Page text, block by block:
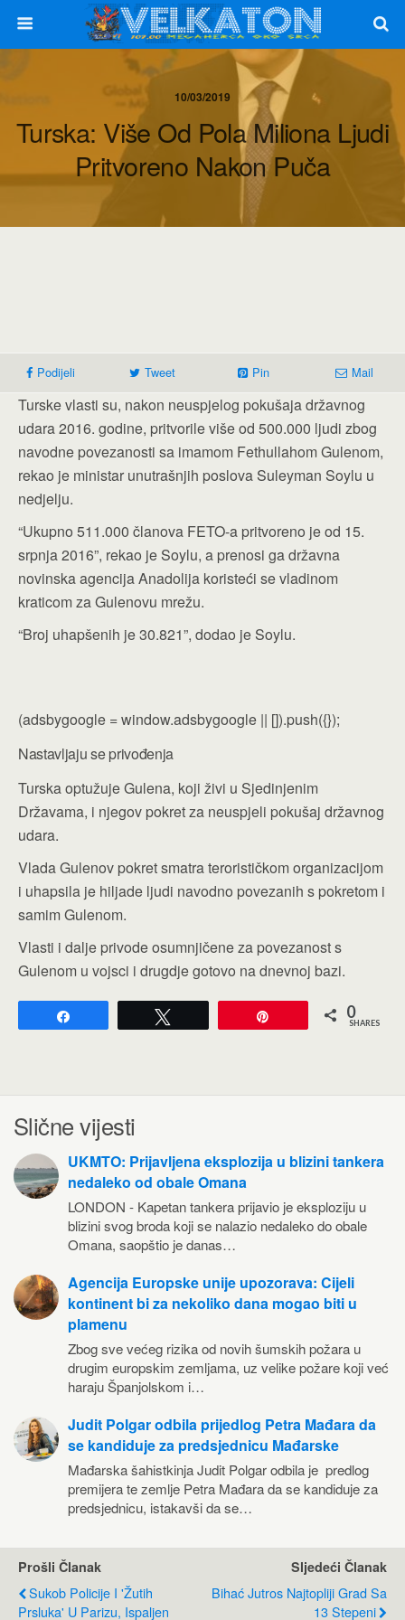
10/03/2019
Turska: Više Od Pola Miliona Ljudi
Pritvoreno Nakon Puča
Podijeli Tweet Pin Mail
Turske vlasti su, nakon neuspjelog pokušaja državnog
udara 2016. godine, pritvorile više od 500.000 ljudi zbog
navodne povezanosti sa imamom Fethullahom Gulenom,
rekao je ministar unutrašnjih poslova Suleyman Soylu u
nedjelju.
“Ukupno 511.000 članova FETO-a pritvoreno je od 15.
srpnja 2016”, rekao je Soylu, a prenosi ga državna
novinska agencija Anadolija koristeći se vladinom
kraticom za Gulenovu mrežu.
“Broj uhapšenih je 30.821”, dodao je Soylu.
(adsbygoogle = window.adsbygoogle || []).push({});
Nastavljaju se privođenja
Turska optužuje Gulena, koji živi u Sjedinjenim
Državama, i njegov pokret za neuspjeli pokušaj državnog
udara.
Vlada Gulenov pokret smatra terorističkom organizacijom
i uhapsila je hiljade ljudi navodno povezanih s pokretom i
samim Gulenom.
Vlasti i dalje privode osumnjičene za povezanost s
Gulenom u vojsci i drugdje gotovo na dnevnoj bazi.
0
SHARES
Slične vijesti
UKMTO: Prijavljena eksplozija u blizini tankera
nedaleko od obale Omana
LONDON - Kapetan tankera prijavio je eksploziju u
blizini svog broda koji se nalazio nedaleko do obale
Omana, saopštio je danas…
Agencija Europske unije upozorava: Cijeli
kontinent bi za nekoliko dana mogao biti u
plamenu
Zbog sve većeg rizika od novih šumskih požara u
drugim europskim zemljama, uz velike požare koji već
haraju Španjolskom i…
Judit Polgar odbila prijedlog Petra Mađara da
se kandiduje za predsjednicu Mađarske
Mađarska šahistkinja Judit Polgar odbila je predlog
premijera te zemlje Petra Mađara da se kandiduje za
predsjednicu, istakavši da se…
Prošli Članak
Sukob Policije I 'Žutih
Prsluka' U Parizu, Ispaljen
Sljedeći Članak
Bihać Jutros Najtopliji Grad Sa
13 Stepeni